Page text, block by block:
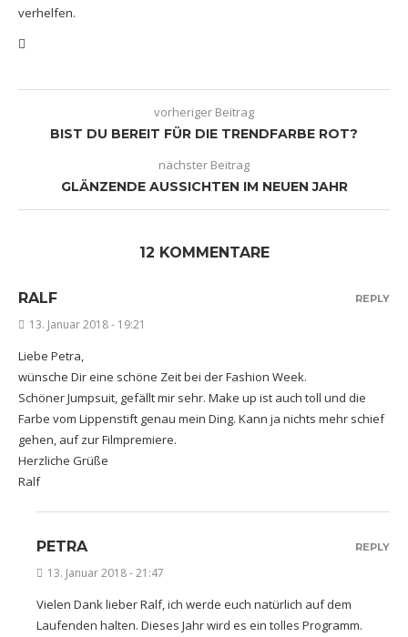
verhelfen.
vorheriger Beitrag
BIST DU BEREIT FÜR DIE TRENDFARBE ROT?
nächster Beitrag
GLÄNZENDE AUSSICHTEN IM NEUEN JAHR
12 KOMMENTARE
RALF
13. Januar 2018 - 19:21
Liebe Petra,
wünsche Dir eine schöne Zeit bei der Fashion Week.
Schöner Jumpsuit, gefällt mir sehr. Make up ist auch toll und die
Farbe vom Lippenstift genau mein Ding. Kann ja nichts mehr schief
gehen, auf zur Filmpremiere.
Herzliche Grüße
Ralf
REPLY
PETRA
13. Januar 2018 - 21:47
Vielen Dank lieber Ralf, ich werde euch natürlich auf dem
Laufenden halten. Dieses Jahr wird es ein tolles Programm.
REPLY